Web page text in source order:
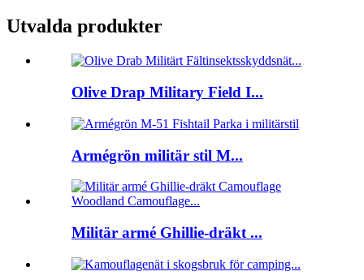
Utvalda produkter
Olive Drap Military Field I...
Armégrön militär stil M...
Militär armé Ghillie-dräkt ...